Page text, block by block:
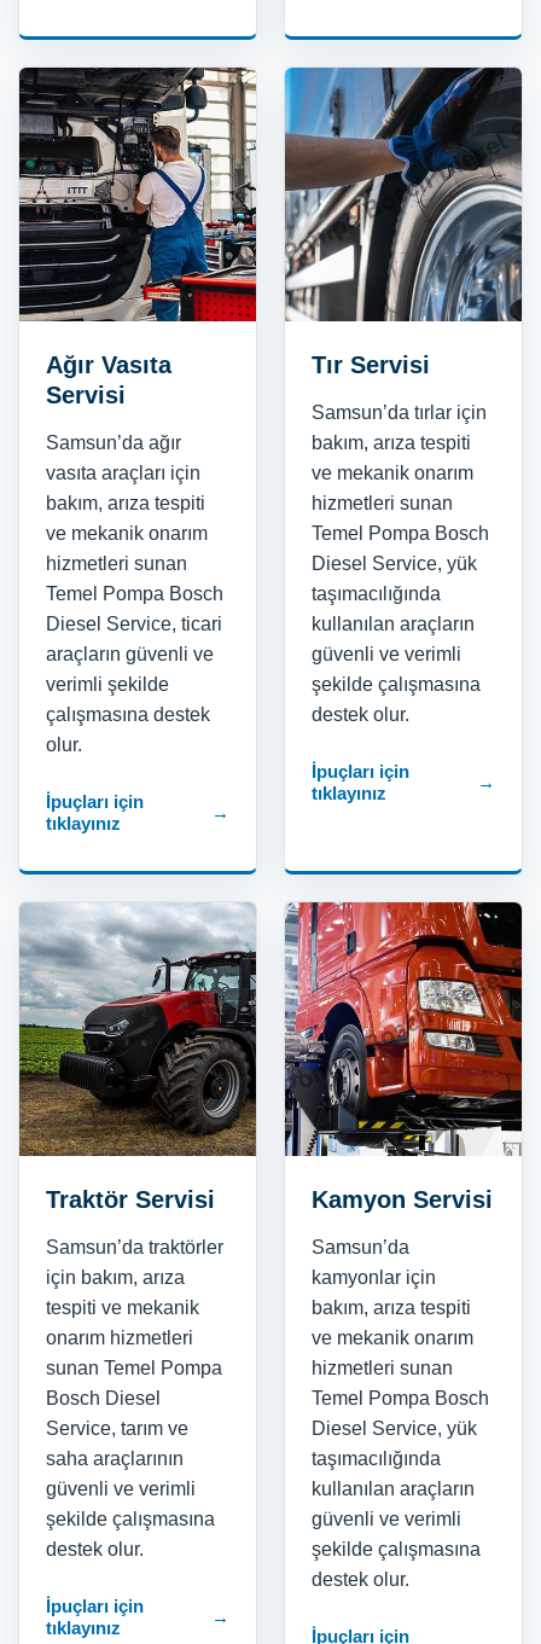
Ağır Vasıta
Servisi
Samsun’da ağır
vasıta araçları için
bakım, arıza tespiti
ve mekanik onarım
hizmetleri sunan
Temel Pompa Bosch
Diesel Service, ticari
araçların güvenli ve
verimli şekilde
çalışmasına destek
olur.
İpuçları için
tıklayınız
→
Tır Servisi
Samsun’da tırlar için
bakım, arıza tespiti
ve mekanik onarım
hizmetleri sunan
Temel Pompa Bosch
Diesel Service, yük
taşımacılığında
kullanılan araçların
güvenli ve verimli
şekilde çalışmasına
destek olur.
İpuçları için
tıklayınız
→
Traktör Servisi
Samsun’da traktörler
için bakım, arıza
tespiti ve mekanik
onarım hizmetleri
sunan Temel Pompa
Bosch Diesel
Service, tarım ve
saha araçlarının
güvenli ve verimli
şekilde çalışmasına
destek olur.
İpuçları için
tıklayınız
→
Kamyon Servisi
Samsun’da
kamyonlar için
bakım, arıza tespiti
ve mekanik onarım
hizmetleri sunan
Temel Pompa Bosch
Diesel Service, yük
taşımacılığında
kullanılan araçların
güvenli ve verimli
şekilde çalışmasına
destek olur.
İpuçları için